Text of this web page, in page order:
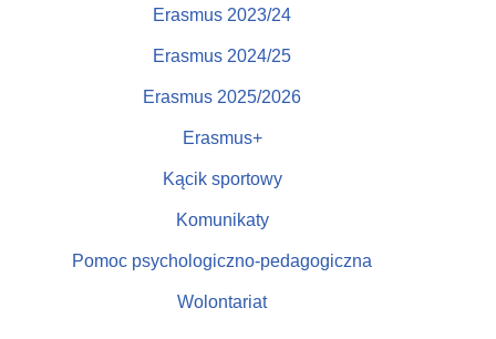
Erasmus 2023/24
Erasmus 2024/25
Erasmus 2025/2026
Erasmus+
Kącik sportowy
Komunikaty
Pomoc psychologiczno-pedagogiczna
Wolontariat